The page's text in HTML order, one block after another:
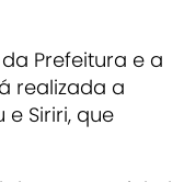
Prefeitura e a
realizada a
Siriri, que